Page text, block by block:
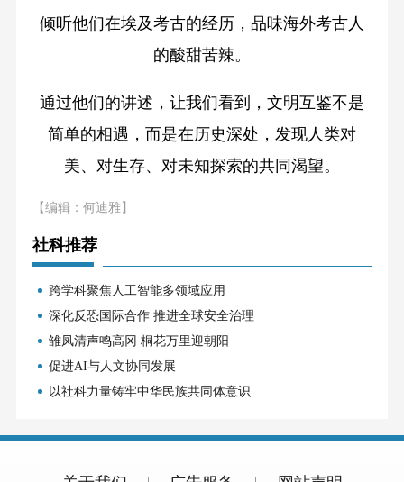
倾听他们在埃及考古的经历，品味海外考古人
的酸甜苦辣。
通过他们的讲述，让我们看到，文明互鉴不是
简单的相遇，而是在历史深处，发现人类对
美、对生存、对未知探索的共同渴望。
【编辑：何迪雅】
社科推荐
跨学科聚焦人工智能多领域应用
深化反恐国际合作 推进全球安全治理
雏凤清声鸣高冈 桐花万里迎朝阳
促进AI与人文协同发展
以社科力量铸牢中华民族共同体意识